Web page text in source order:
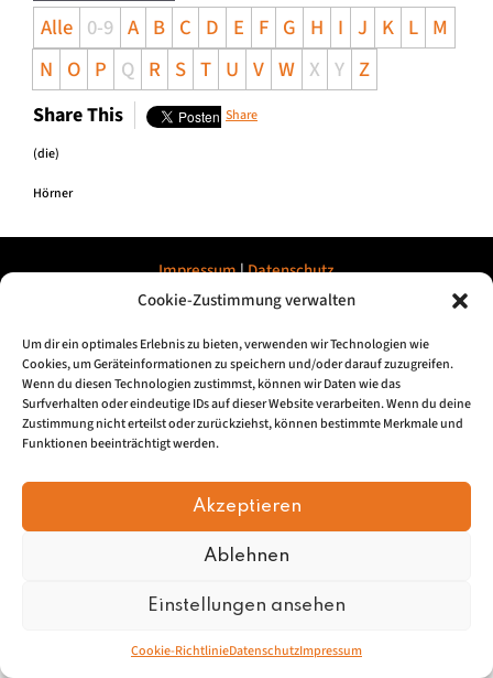
Cookie-Zustimmung verwalten
Um dir ein optimales Erlebnis zu bieten, verwenden wir Technologien wie
Cookies, um Geräteinformationen zu speichern und/oder darauf zuzugreifen.
Wenn du diesen Technologien zustimmst, können wir Daten wie das
Surfverhalten oder eindeutige IDs auf dieser Website verarbeiten. Wenn du deine
Zustimmung nicht erteilst oder zurückziehst, können bestimmte Merkmale und
Funktionen beeinträchtigt werden.
Akzeptieren
Ablehnen
Einstellungen ansehen
Cookie-RichtlinieDatenschutzImpressum
Alle 0-9 A B C D E F G H I J K L M
N O P Q R S T U V W X Y Z
Share This Share
(die)
Hörner
Impressum|Datenschutz